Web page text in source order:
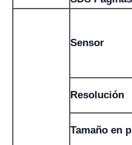
Sensor
Resolución
Tamaño en